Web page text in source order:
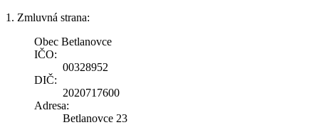
1. Zmluvná strana:
Obec Betlanovce
IČO:
00328952
DIČ:
2020717600
Adresa:
Betlanovce 23